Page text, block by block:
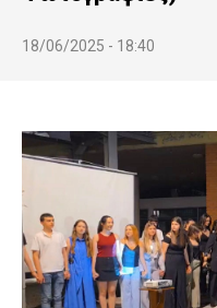
18/06/2025 - 18:40